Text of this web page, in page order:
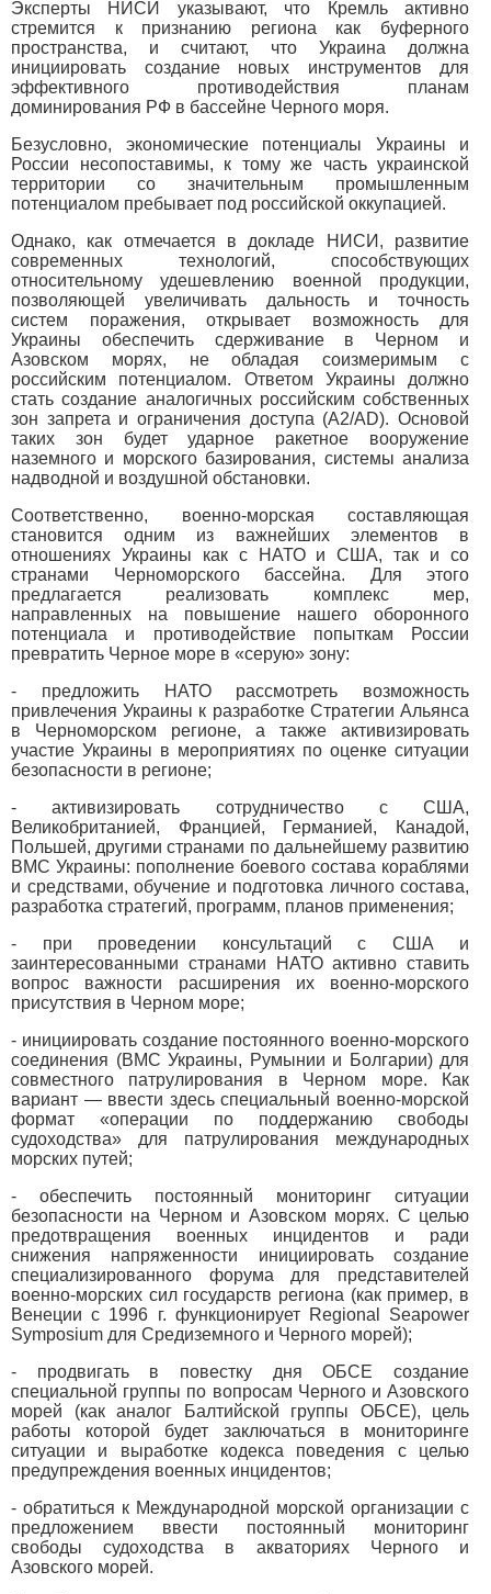
Эксперты НИСИ указывают, что Кремль активно
стремится к признанию региона как буферного
пространства, и считают, что Украина должна
инициировать создание новых инструментов для
эффективного противодействия планам
доминирования РФ в бассейне Черного моря.
Безусловно, экономические потенциалы Украины и
России несопоставимы, к тому же часть украинской
территории со значительным промышленным
потенциалом пребывает под российской оккупацией.
Однако, как отмечается в докладе НИСИ, развитие
современных технологий, способствующих
относительному удешевлению военной продукции,
позволяющей увеличивать дальность и точность
систем поражения, открывает возможность для
Украины обеспечить сдерживание в Черном и
Азовском морях, не обладая соизмеримым с
российским потенциалом. Ответом Украины должно
стать создание аналогичных российским собственных
зон запрета и ограничения доступа (A2/AD). Основой
таких зон будет ударное ракетное вооружение
наземного и морского базирования, системы анализа
надводной и воздушной обстановки.
Соответственно, военно-морская составляющая
становится одним из важнейших элементов в
отношениях Украины как с НАТО и США, так и со
странами Черноморского бассейна. Для этого
предлагается реализовать комплекс мер,
направленных на повышение нашего оборонного
потенциала и противодействие попыткам России
превратить Черное море в «серую» зону:
- предложить НАТО рассмотреть возможность
привлечения Украины к разработке Стратегии Альянса
в Черноморском регионе, а также активизировать
участие Украины в мероприятиях по оценке ситуации
безопасности в регионе;
- активизировать сотрудничество с США,
Великобританией, Францией, Германией, Канадой,
Польшей, другими странами по дальнейшему развитию
ВМС Украины: пополнение боевого состава кораблями
и средствами, обучение и подготовка личного состава,
разработка стратегий, программ, планов применения;
- при проведении консультаций с США и
заинтересованными странами НАТО активно ставить
вопрос важности расширения их военно-морского
присутствия в Черном море;
- инициировать создание постоянного военно-морского
соединения (ВМС Украины, Румынии и Болгарии) для
совместного патрулирования в Черном море. Как
вариант — ввести здесь специальный военно-морской
формат «операции по поддержанию свободы
судоходства» для патрулирования международных
морских путей;
- обеспечить постоянный мониторинг ситуации
безопасности на Черном и Азовском морях. С целью
предотвращения военных инцидентов и ради
снижения напряженности инициировать создание
специализированного форума для представителей
военно-морских сил государств региона (как пример, в
Венеции с 1996 г. функционирует Regional Seapower
Symposium для Средиземного и Черного морей);
- продвигать в повестку дня ОБСЕ создание
специальной группы по вопросам Черного и Азовского
морей (как аналог Балтийской группы ОБСЕ), цель
работы которой будет заключаться в мониторинге
ситуации и выработке кодекса поведения с целью
предупреждения военных инцидентов;
- обратиться к Международной морской организации с
предложением ввести постоянный мониторинг
свободы судоходства в акваториях Черного и
Азовского морей.